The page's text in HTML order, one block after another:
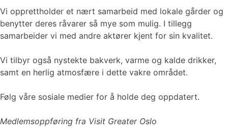
Vi opprettholder et nært samarbeid med lokale gårder og
benytter deres råvarer så mye som mulig. I tillegg
samarbeider vi med andre aktører kjent for sin kvalitet.
Vi tilbyr også nystekte bakverk, varme og kalde drikker,
samt en herlig atmosfære i dette vakre området.
Følg våre sosiale medier for å holde deg oppdatert.
Medlemsoppføring fra Visit Greater Oslo